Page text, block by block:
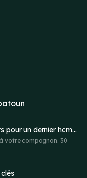
Adieu mon chien : 30 textes émouvants pour un dernier hommage
votre compagnon. 30